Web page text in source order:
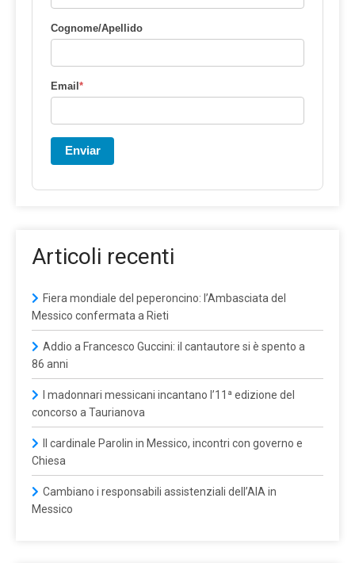
Cognome/Apellido
Email*
Enviar
Articoli recenti
Fiera mondiale del peperoncino: l’Ambasciata del
Messico confermata a Rieti
Addio a Francesco Guccini: il cantautore si è spento a
86 anni
I madonnari messicani incantano l’11ª edizione del
concorso a Taurianova
Il cardinale Parolin in Messico, incontri con governo e
Chiesa
Cambiano i responsabili assistenziali dell’AIA in
Messico